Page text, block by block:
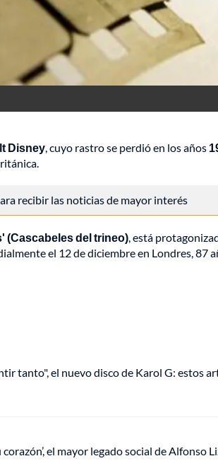
Disney, cuyo rastro se perdió en los años
recibir las noticias de mayor interés
(Cascabeles del trineo), está
el 12 de diciembre en Londres, 87
tanto", el nuevo disco de Karol G: estos
el mayor legado social de Alfonso